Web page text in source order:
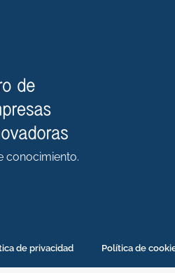
conocimiento.
de privacidad Política de